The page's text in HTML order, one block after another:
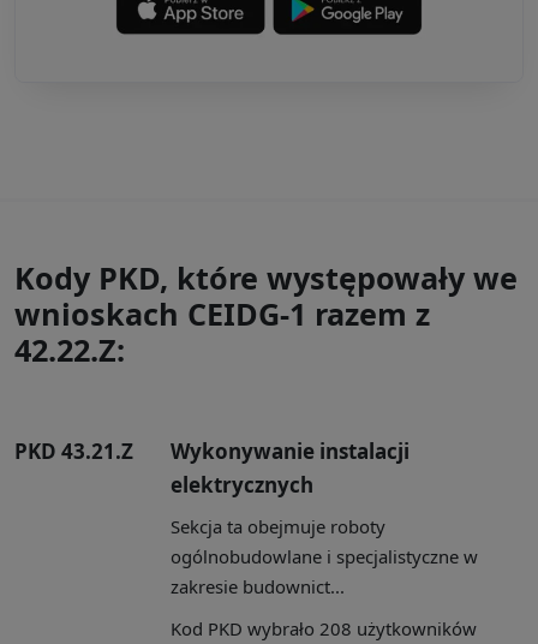
Kody PKD, które występowały we
wnioskach CEIDG-1 razem z
42.22.Z:
PKD 43.21.Z
Wykonywanie instalacji
elektrycznych
Sekcja ta obejmuje roboty
ogólnobudowlane i specjalistyczne w
zakresie budownict...
Kod PKD wybrało 208 użytkowników